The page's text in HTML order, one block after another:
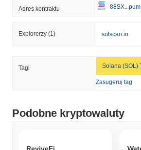
Adres kontraktu
Explorerzy (1) solscan.io
Tagi Solana (SOL)
Zasugeruj tag
Podobne kryptowaluty